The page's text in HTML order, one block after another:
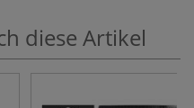
diese Artikel